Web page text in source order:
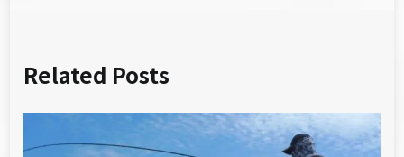
Related Posts